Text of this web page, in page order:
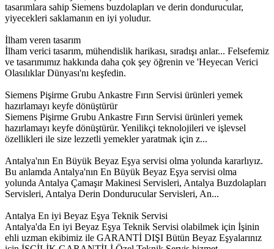
tasarımlara sahip Siemens buzdolapları ve derin dondurucular,
yiyecekleri saklamanın en iyi yoludur.
İlham veren tasarım
İlham verici tasarım, mühendislik harikası, sıradışı anlar... Felsefemiz
ve tasarımımız hakkında daha çok şey öğrenin ve 'Heyecan Verici
Olasılıklar Dünyası'nı keşfedin.
Siemens Pişirme Grubu Ankastre Fırın Servisi ürünleri yemek
hazırlamayı keyfe dönüştürür
Siemens Pişirme Grubu Ankastre Fırın Servisi ürünleri yemek
hazırlamayı keyfe dönüştürür. Yenilikçi teknolojileri ve işlevsel
özellikleri ile size lezzetli yemekler yaratmak için z...
Antalya'nın En Büyük Beyaz Eşya servisi olma yolunda kararlıyız.
Bu anlamda Antalya'nın En Büyük Beyaz Eşya servisi olma
yolunda Antalya Çamaşır Makinesi Servisleri, Antalya Buzdolapları
Servisleri, Antalya Derin Dondurucular Servisleri, An...
Antalya En iyi Beyaz Eşya Teknik Servisi
Antalya'da En iyi Beyaz Eşya Teknik Servisi olabilmek için İşinin
ehli uzman ekibimiz ile GARANTİ DIŞI Bütün Beyaz Eşyalarınız